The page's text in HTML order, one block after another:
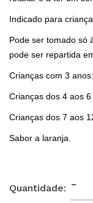
Indicado para
Pode ser tomado só
pode ser repartida
Crianças com 3
Crianças dos 4 aos
Crianças dos 7 aos
Sabor a laranja.
Quantidade: -